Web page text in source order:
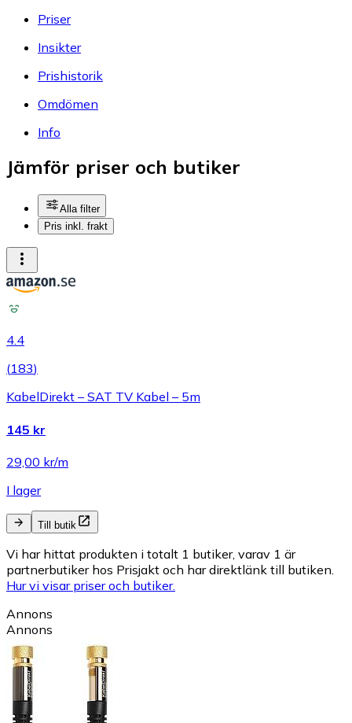
Priser
Insikter
Prishistorik
Omdömen
Info
Jämför priser och butiker
Alla filter
Pris inkl. frakt
4.4
(183)
KabelDirekt – SAT TV Kabel – 5m
145 kr
29,00 kr/m
I lager
Till butik
Vi har hittat produkten i totalt 1 butiker, varav 1 är
partnerbutiker hos Prisjakt och har direktlänk till butiken.
Hur vi visar priser och butiker.
Annons
Annons